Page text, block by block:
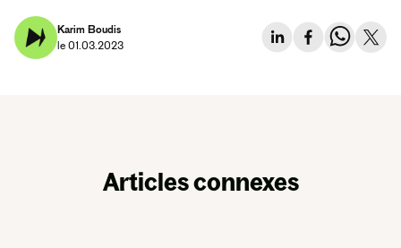
Karim Boudis
le 01.03.2023
Articles connexes